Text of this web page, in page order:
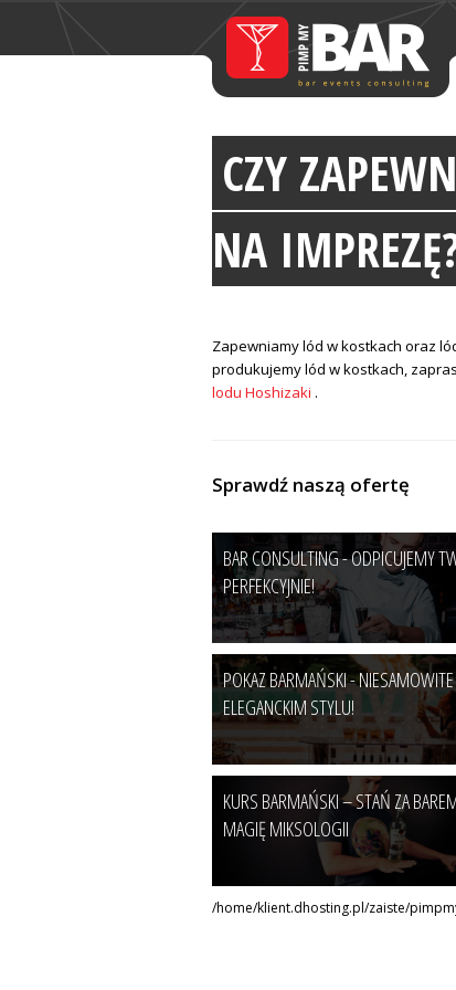
CZY
NA
Zapewniamy lód w kostkach oraz
produkujemy lód w kostkach,
lodu Hoshizaki .
Sprawdź naszą ofertę
BAR CONSULTING - ODPICUJEMY
PERFEKCYJNIE!
POKAZ BARMAŃSKI -
ELEGANCKIM STYLU!
KURS BARMAŃSKI – STAŃ ZA
MAGIĘ MIKSOLOGII
/home/klient.dhosting.pl/zaiste/